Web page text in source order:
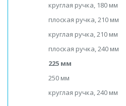
круглая ручка, 180 мм
плоская ручка, 210 мм
круглая ручка, 210 мм
плоская ручка, 240 мм
225 мм
250 мм
круглая ручка, 240 мм